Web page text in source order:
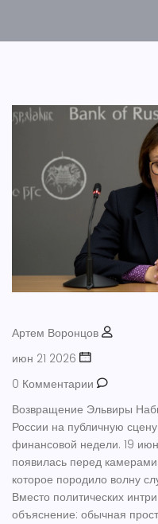
Артем Воронцов
июн 21 2026
0 Комментарии
Возвращение Эльвиры
России на публичную
финансовой недели. 19
появилась перед камерами
которое породило волну
Вместо политических
объяснение: обычная